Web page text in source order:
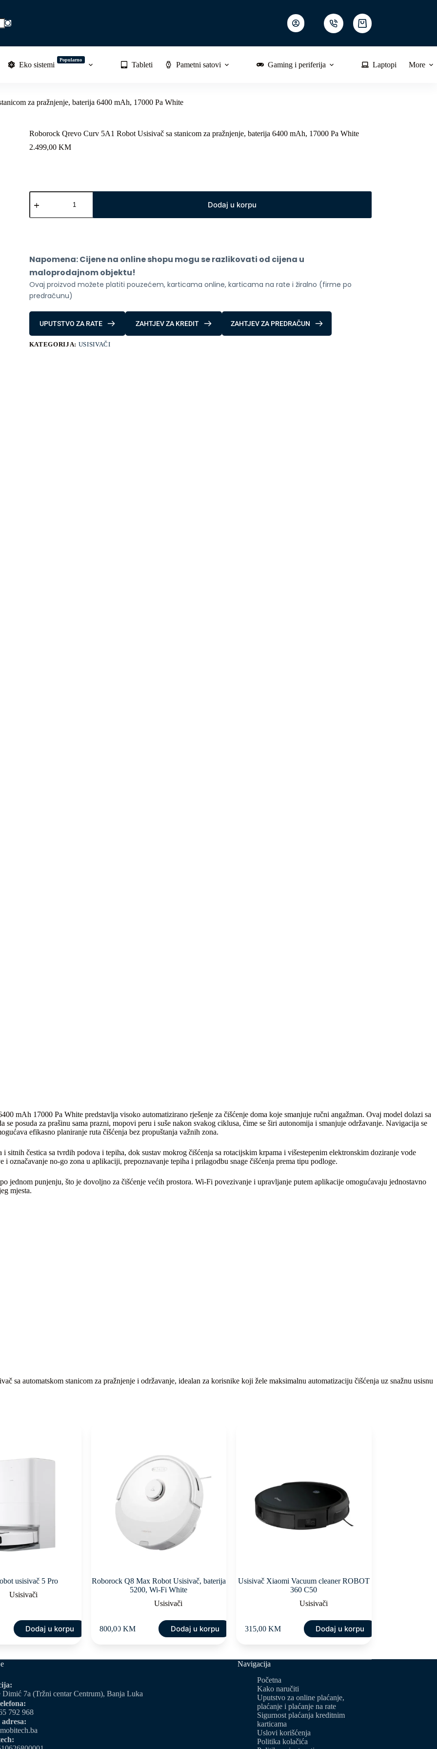
Shopping
cart
Eko sistemi
Popularno
Tableti Pametni satovi Gaming i periferija Laptopi More
za pražnjenje, baterija 6400 mAh, 17000 Pa White
Roborock Qrevo Curv 5A1 Robot Usisivač sa stanicom za pražnjenje, baterija 6400 mAh, 17000 Pa White
2.499,00 KM
Roborock
Qrevo
5A1
za
pražnjenje,
baterija
6400
mAh,
17000
Pa
White
količina
Dodaj u korpu
Napomena: Cijene na online shopu mogu se razlikovati od cijena u
maloprodajnom objektu!
Ovaj proizvod možete platiti pouzećem, karticama online, karticama na rate i žiralno (firme po
predračunu)
UPUTSTVO ZA RATE ZAHTJEV ZA KREDIT ZAHTJEV ZA PREDRAČUN
KATEGORIJA: USISIVAČI
mAh 17000 Pa White predstavlja visoko automatizirano rješenje za čišćenje doma koje smanjuje ručni angažman. Ovaj model dolazi sa
se posuda za prašinu sama prazni, mopovi peru i suše nakon svakog ciklusa, čime se širi autonomija i smanjuje održavanje. Navigacija se
efikasno planiranje ruta čišćenja bez propuštanja važnih zona.
sitnih čestica sa tvrdih podova i tepiha, dok sustav mokrog čišćenja sa rotacijskim krpama i višestepenim elektronskim doziranje vode
označavanje no-go zona u aplikaciji, prepoznavanje tepiha i prilagodbu snage čišćenja prema tipu podloge.
jednom punjenju, što je dovoljno za čišćenje većih prostora. Wi-Fi povezivanje i upravljanje putem aplikacije omogućavaju jednostavno
mjesta.
sa automatskom stanicom za pražnjenje i održavanje, idealan za korisnike koji žele maksimalnu automatizaciju čišćenja uz snažnu usisnu
usisivač 5 Pro
Usisivači
Dodaj u korpu
Roborock Q8 Max Robot Usisivač, baterija
5200, Wi-Fi White
Usisivači
800,00KM Dodaj u korpu
Usisivač Xiaomi Vacuum cleaner ROBOT
360 C50
Usisivači
315,00 KM Dodaj u korpu
Dimić 7a (Tržni centar Centrum), Banja Luka
792 968
Navigacija
Početna
Kako naručiti
Uputstvo za online plaćanje,
plaćanje i plaćanje na rate
Sigurnost plaćanja kreditnim
karticama
Uslovi korišćenja
Politika kolačića